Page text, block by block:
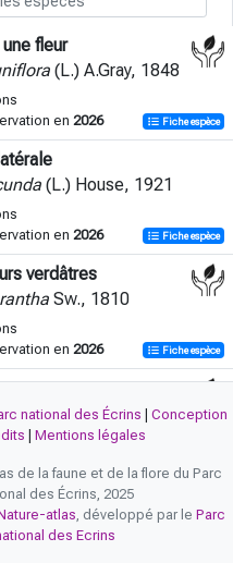
fleur
(L.) A.Gray, 1848
en 2026 Fiche espèce
(L.) House, 1921
en 2026 Fiche espèce
verdâtres
Sw., 1810
en 2026 Fiche espèce
Sw., 1804
en
L., 1753
national des Écrins
Conception
Mentions légales
de la faune et de la flore du Parc
des Écrins, 2025
atlas, développé par le Parc
des Ecrins